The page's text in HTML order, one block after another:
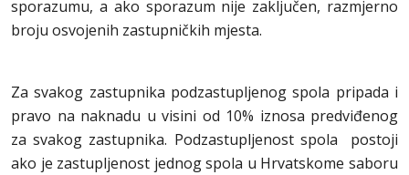
sporazumu, a ako sporazum nije zaključen, razmjerno
broju osvojenih zastupničkih mjesta.
Za svakog zastupnika podzastupljenog spola pripada i
pravo na naknadu u visini od 10% iznosa predviđenog
za svakog zastupnika. Podzastupljenost spola postoji
ako je zastupljenost jednog spola u Hrvatskome saboru